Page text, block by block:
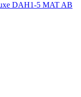
DAH1-5 MAT AB